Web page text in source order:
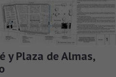
y Plaza de Almas,